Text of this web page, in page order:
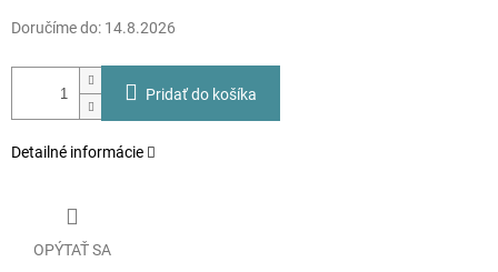
Doručíme do: 14.8.2026
Pridať do košíka
Detailné informácie
OPÝTAŤ SA